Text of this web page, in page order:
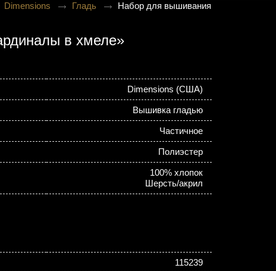
Dimensions Гладь
Набор для вышивания
в хмеле»
Dimensions (США)
Вышивка гладью
Частичное
Полиэстер
100% хлопок
Шерсть/акрил
115239